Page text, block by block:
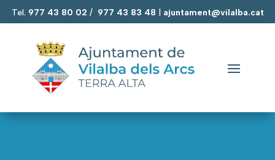
Tel. 977 43 80 02 / 977 43 83 48 ajuntament@vilalba.cat